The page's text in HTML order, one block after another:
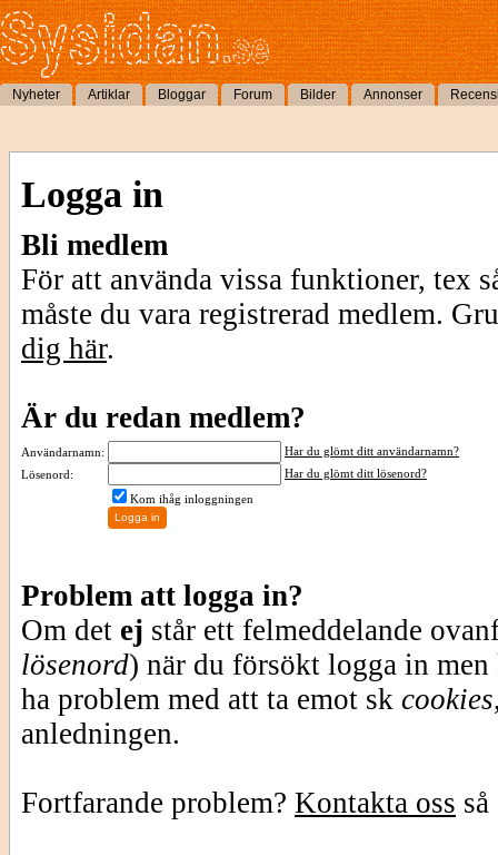
Nyheter Artiklar Bloggar Forum Bilder Annonser
Logga in
Bli medlem
För att använda vissa funktioner, tex
måste du vara registrerad medlem.
dig här.
Är du redan medlem?
Användarnamn:
Har du glömt ditt användarnamn?
Lösenord:
Har du glömt ditt lösenord?
Kom ihåg inloggningen
Problem att logga in?
Om det ej står ett felmeddelande
lösenord) när du försökt logga in
ha problem med att ta emot sk cookies
anledningen.
Fortfarande problem? Kontakta oss